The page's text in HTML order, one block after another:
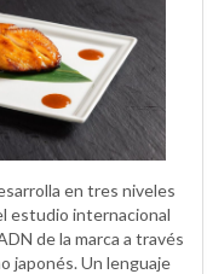
en tres niveles
estudio internacional
de la marca a través
japonés. Un lenguaje